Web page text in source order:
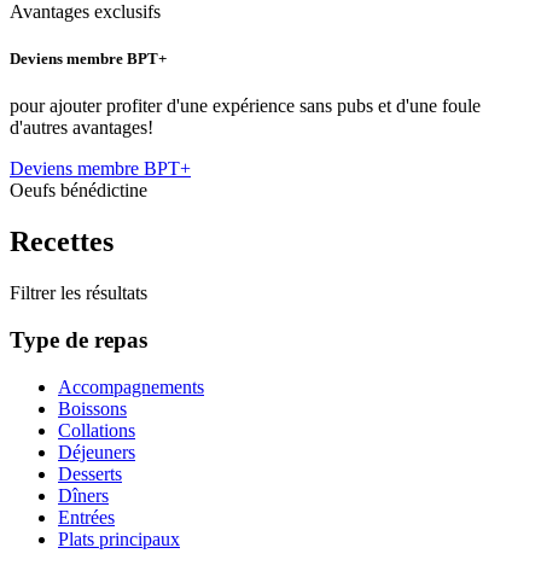
Avantages exclusifs
Deviens membre BPT+
pour ajouter profiter d'une expérience sans pubs et d'une foule
d'autres avantages!
Deviens membre BPT+
Oeufs bénédictine
Recettes
Filtrer les résultats
Type de repas
Accompagnements
Boissons
Collations
Déjeuners
Desserts
Dîners
Entrées
Plats principaux